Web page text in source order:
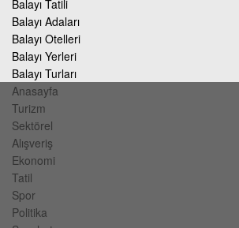
Balayı Tatili
Balayı Adaları
Balayı Otelleri
Balayı Yerleri
Balayı Turları
Anasayfa
Turizm
Sektörel
Alışveriş
Ekonomi
Tatil
Spor
Politika